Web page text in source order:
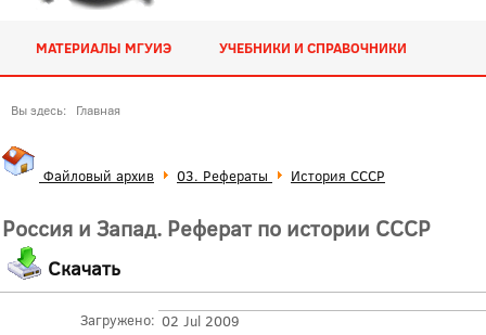
МАТЕРИАЛЫ МГУИЭ УЧЕБНИКИ И СПРАВОЧНИКИ
Вы здесь: Главная
Файловый архив 03. Рефераты История СССР
Россия и Запад. Реферат по истории СССР
Скачать
Загружено: 02 Jul 2009